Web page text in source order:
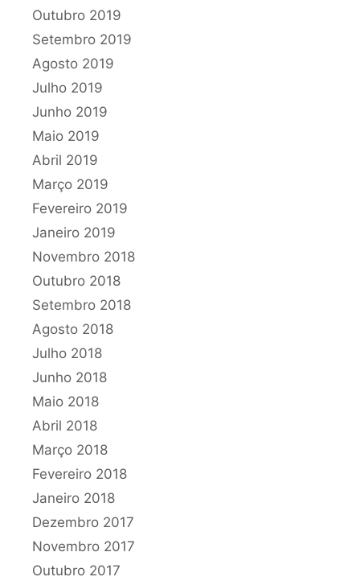
Outubro 2019
Setembro 2019
Agosto 2019
Julho 2019
Junho 2019
Maio 2019
Abril 2019
Março 2019
Fevereiro 2019
Janeiro 2019
Novembro 2018
Outubro 2018
Setembro 2018
Agosto 2018
Julho 2018
Junho 2018
Maio 2018
Abril 2018
Março 2018
Fevereiro 2018
Janeiro 2018
Dezembro 2017
Novembro 2017
Outubro 2017